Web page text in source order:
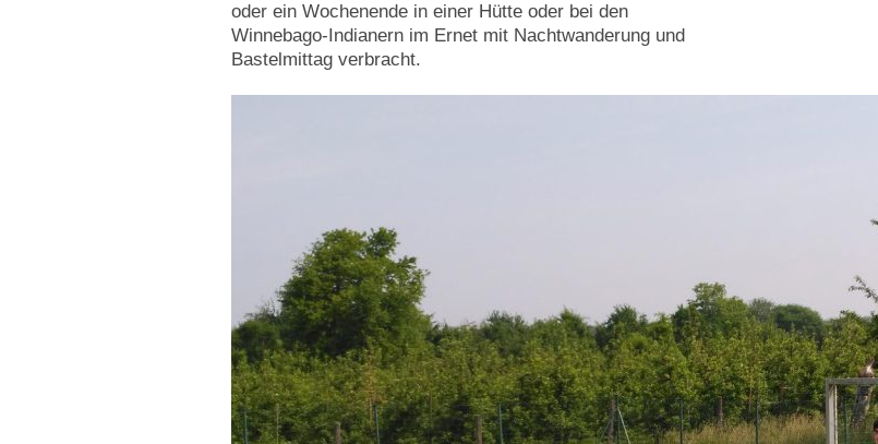
oder ein Wochenende in einer Hütte oder bei den
Winnebago-Indianern im Ernet mit Nachtwanderung und
Bastelmittag verbracht.